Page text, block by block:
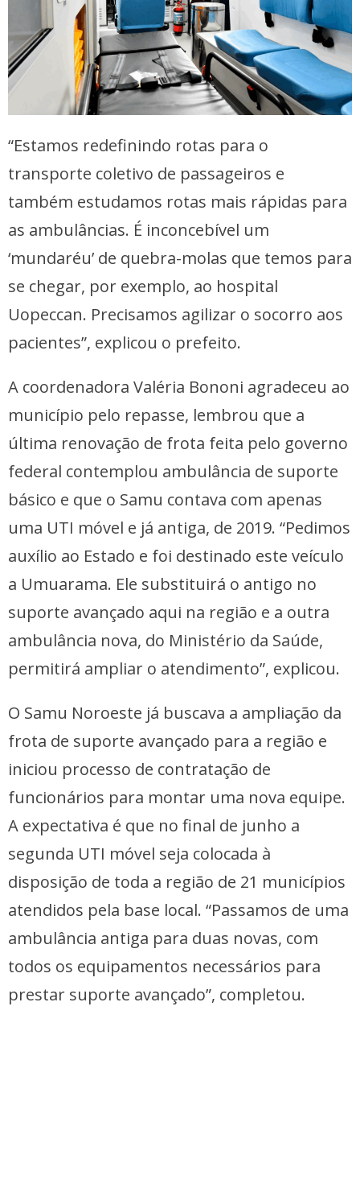
“Estamos redefinindo rotas para o
transporte coletivo de passageiros e
também estudamos rotas mais rápidas para
as ambulâncias. É inconcebível um
‘mundaréu’ de quebra-molas que temos para
se chegar, por exemplo, ao hospital
Uopeccan. Precisamos agilizar o socorro aos
pacientes”, explicou o prefeito.
A coordenadora Valéria Bononi agradeceu ao
município pelo repasse, lembrou que a
última renovação de frota feita pelo governo
federal contemplou ambulância de suporte
básico e que o Samu contava com apenas
uma UTI móvel e já antiga, de 2019. “Pedimos
auxílio ao Estado e foi destinado este veículo
a Umuarama. Ele substituirá o antigo no
suporte avançado aqui na região e a outra
ambulância nova, do Ministério da Saúde,
permitirá ampliar o atendimento”, explicou.
O Samu Noroeste já buscava a ampliação da
frota de suporte avançado para a região e
iniciou processo de contratação de
funcionários para montar uma nova equipe.
A expectativa é que no final de junho a
segunda UTI móvel seja colocada à
disposição de toda a região de 21 municípios
atendidos pela base local. “Passamos de uma
ambulância antiga para duas novas, com
todos os equipamentos necessários para
prestar suporte avançado”, completou.